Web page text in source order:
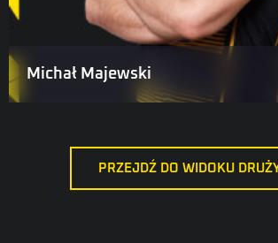
Michał Majewski
PRZEJDŹ DO WIDOKU